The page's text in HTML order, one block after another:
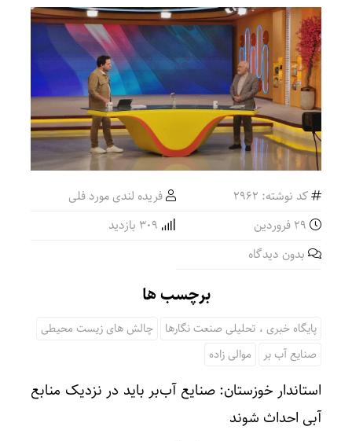
کد نوشته: 2962
فریده لندی مورد فلی
بدون دیدگاه
برچسب ها
پایگاه خبری ، تحلیلی صنعت نگارها
چالش های زیست محیطی
صنایع آب بر
موالی زاده
استاندار خوزستان: صنایع آب‌بر باید در نزدیک منابع
آبی احداث شوند